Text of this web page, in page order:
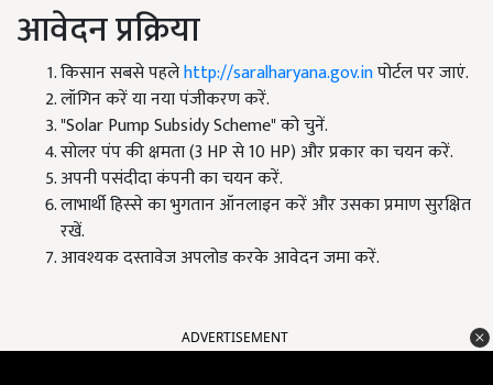
आवेदन प्रक्रिया
किसान सबसे पहलेhttp://saralharyana.gov.inपोर्टल पर जाएं.
लॉगिन करें या नया पंजीकरण करें.
"Solar Pump Subsidy Scheme" को चुनें.
सोलर पंप की क्षमता (3 HP से 10 HP) और प्रकार का चयन करें.
अपनी पसंदीदा कंपनी का चयन करें.
लाभार्थी हिस्से का भुगतान ऑनलाइन करें और उसका प्रमाण सुरक्षित
रखें.
आवश्यक दस्तावेज अपलोड करके आवेदन जमा करें.
ADVERTISEMENT